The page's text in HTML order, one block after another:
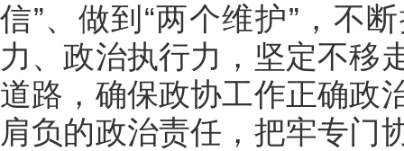
信”、做到“两个维护”，不
力、政治执行力，坚定不移
道路，确保政协工作正确政
肩负的政治责任，把牢专门